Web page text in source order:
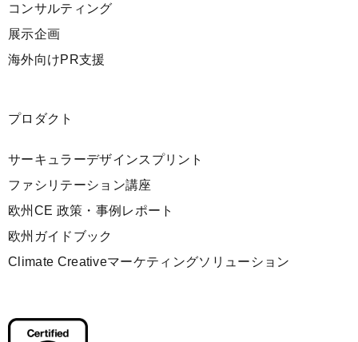
コンサルティング
展示企画
海外向けPR支援
プロダクト
サーキュラーデザインスプリント
ファシリテーション講座
欧州CE 政策・事例レポート
欧州ガイドブック
Climate Creativeマーケティングソリューション